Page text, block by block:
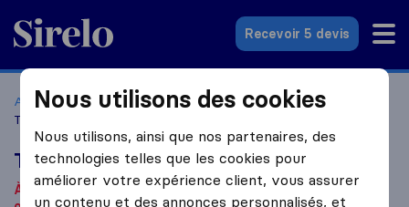
Sirelo.fr
Recevoir 5 devis
Accueil Déménageurs France
Déménageurs Biarritz
Touservices Déménagements
Touservices Déménagements
À notre connaissance, cette société n'est plus
Nous utilisons des cookies
Nous utilisons, ainsi que nos partenaires, des
technologies telles que les cookies pour
améliorer votre expérience client, vous assurer
un contenu et des annonces personnalisés, et